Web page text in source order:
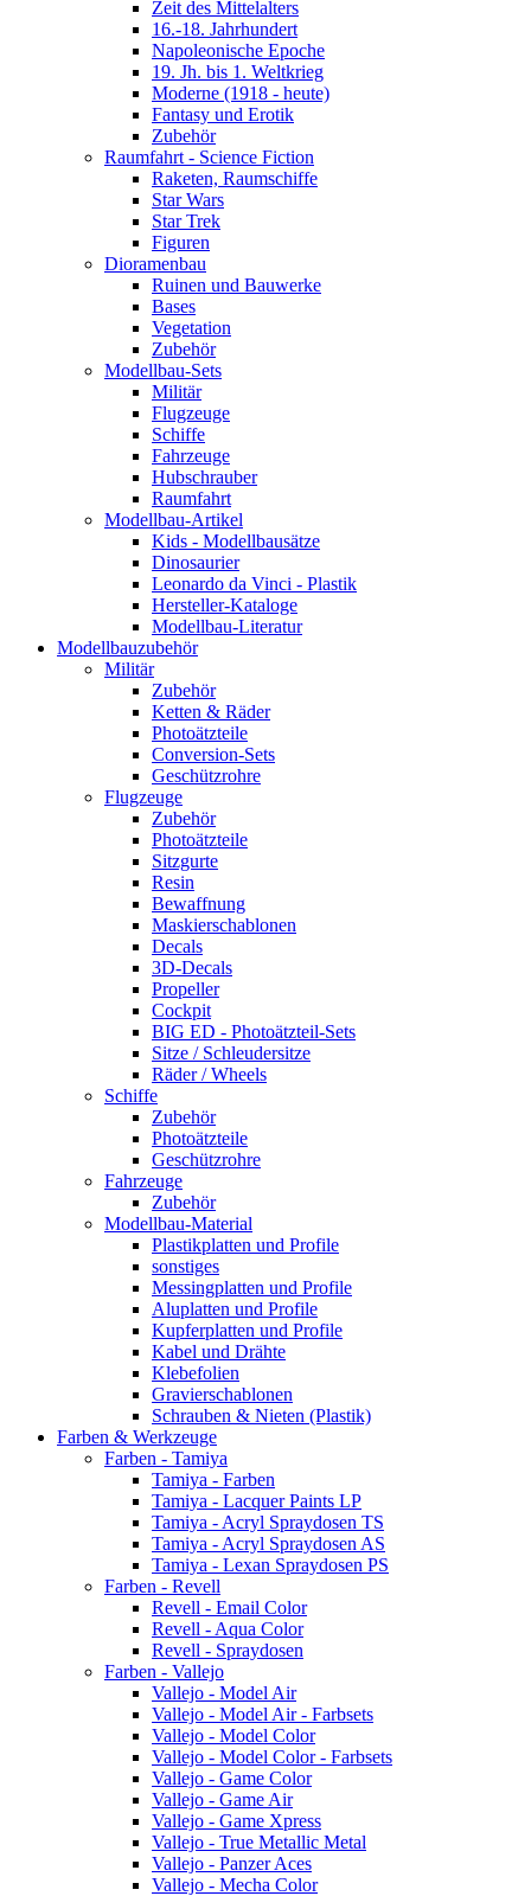
Zeit des Mittelalters
16.-18. Jahrhundert
Napoleonische Epoche
19. Jh. bis 1. Weltkrieg
Moderne (1918 - heute)
Fantasy und Erotik
Zubehör
Raumfahrt - Science Fiction
Raketen, Raumschiffe
Star Wars
Star Trek
Figuren
Dioramenbau
Ruinen und Bauwerke
Bases
Vegetation
Zubehör
Modellbau-Sets
Militär
Flugzeuge
Schiffe
Fahrzeuge
Hubschrauber
Raumfahrt
Modellbau-Artikel
Kids - Modellbausätze
Dinosaurier
Leonardo da Vinci - Plastik
Hersteller-Kataloge
Modellbau-Literatur
Modellbauzubehör
Militär
Zubehör
Ketten & Räder
Photoätzteile
Conversion-Sets
Geschützrohre
Flugzeuge
Zubehör
Photoätzteile
Sitzgurte
Resin
Bewaffnung
Maskierschablonen
Decals
3D-Decals
Propeller
Cockpit
BIG ED - Photoätzteil-Sets
Sitze / Schleudersitze
Räder / Wheels
Schiffe
Zubehör
Photoätzteile
Geschützrohre
Fahrzeuge
Zubehör
Modellbau-Material
Plastikplatten und Profile
sonstiges
Messingplatten und Profile
Aluplatten und Profile
Kupferplatten und Profile
Kabel und Drähte
Klebefolien
Gravierschablonen
Schrauben & Nieten (Plastik)
Farben & Werkzeuge
Farben - Tamiya
Tamiya - Farben
Tamiya - Lacquer Paints LP
Tamiya - Acryl Spraydosen TS
Tamiya - Acryl Spraydosen AS
Tamiya - Lexan Spraydosen PS
Farben - Revell
Revell - Email Color
Revell - Aqua Color
Revell - Spraydosen
Farben - Vallejo
Vallejo - Model Air
Vallejo - Model Air - Farbsets
Vallejo - Model Color
Vallejo - Model Color - Farbsets
Vallejo - Game Color
Vallejo - Game Air
Vallejo - Game Xpress
Vallejo - True Metallic Metal
Vallejo - Panzer Aces
Vallejo - Mecha Color